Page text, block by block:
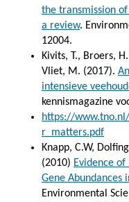
the transmission
a review.
12004.
Kivits, T., Broers,
Vliet, M. (2017).
intensieve
kennismagazine
https://
r_matters.pdf
Knapp, C.W,
(2010) Evidence
Gene Abundances
Environmental